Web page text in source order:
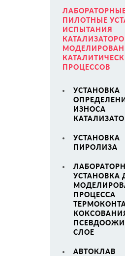
ПИЛОТНЫЕ
ИСПЫТАНИЯ
ПРОЦЕССОВ
УСТАНОВКА
ИЗНОСА
УСТАНОВКА
ПИРОЛИЗА
УСТАНОВКА
ПРОЦЕССА
СЛОЕ
АВТОКЛАВ